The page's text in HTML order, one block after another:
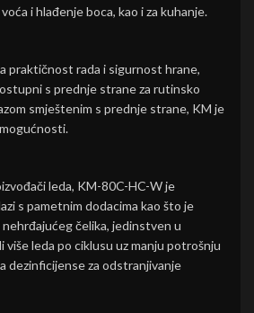
i hlađenje boca, kao i za kuhanje.
praktičnost rada i sigurnost hrane,
s prednje strane za rutinsko
smještenim s prednje strane, KM je
leda, KM-80C-HC-W je
s pametnim dodacima kao što je
čelika, jedinstven u
više leda po ciklusu uz manju potrošnju
dezinficijense za odstranjivanje